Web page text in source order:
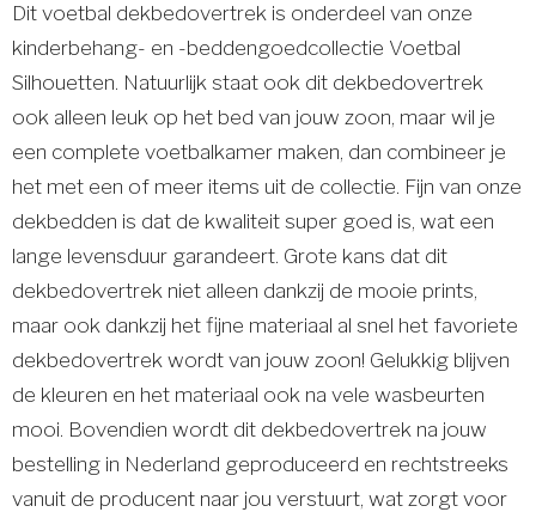
Dit voetbal dekbedovertrek is onderdeel van onze
kinderbehang- en -beddengoedcollectie Voetbal
Silhouetten. Natuurlijk staat ook dit dekbedovertrek
ook alleen leuk op het bed van jouw zoon, maar wil je
een complete voetbalkamer maken, dan combineer je
het met een of meer items uit de collectie. Fijn van onze
dekbedden is dat de kwaliteit super goed is, wat een
lange levensduur garandeert. Grote kans dat dit
dekbedovertrek niet alleen dankzij de mooie prints,
maar ook dankzij het fijne materiaal al snel het favoriete
dekbedovertrek wordt van jouw zoon! Gelukkig blijven
de kleuren en het materiaal ook na vele wasbeurten
mooi. Bovendien wordt dit dekbedovertrek na jouw
bestelling in Nederland geproduceerd en rechtstreeks
vanuit de producent naar jou verstuurt, wat zorgt voor